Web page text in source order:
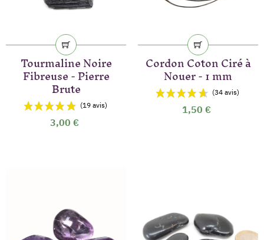
Tourmaline Noire
Fibreuse - Pierre
Brute
3,00 €
Cordon Coton Ciré à
Nouer - 1 mm
1,50 €